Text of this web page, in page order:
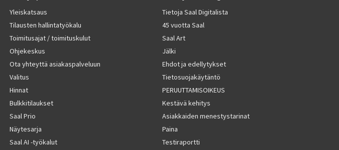
Yleiskatsaus
Tilausten hallintatyökalu
Toimitusajat / toimituskulut
Ohjekeskus
Ota yhteyttä asiakaspalveluun
Valitus
Hinnat
Bulkkitilaukset
Saal Prio
Näytesarja
Saal AI -työkalut
Tietoja Saal Digitalista
45 vuotta Saal
Saal Art
Jälki
Ehdot ja edellytykset
Tietosuojakäytäntö
PERUUTTAMISOIKEUS
Kestävä kehitys
Asiakkaiden menestystarinat
Paina
Testiraportti